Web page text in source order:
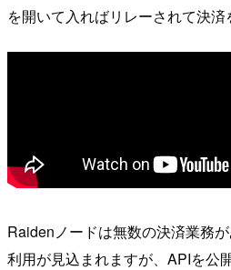
を開いて入ればリレーされて決済
Raidenノードは無数の決済業務
利用が見込まれますが、APIを公